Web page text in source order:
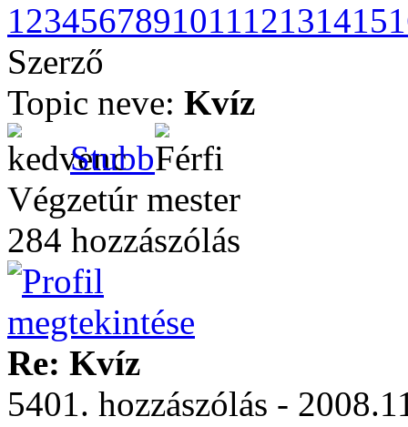
123456789101112131415
Szerző
Topic neve: Kvíz
Stubb
Végzetúr mester
284 hozzászólás
Re: Kvíz
5401. hozzászólás -